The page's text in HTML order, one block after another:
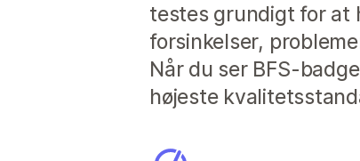
testes grundigt for at
forsinkelser,
Når du ser BFS-
højeste